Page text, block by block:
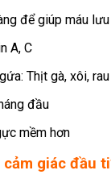
để giúp máu
A, C
Thịt gà, xôi,
đầu
mềm hơn
giác đầu